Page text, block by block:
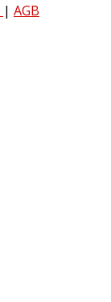
| AGB